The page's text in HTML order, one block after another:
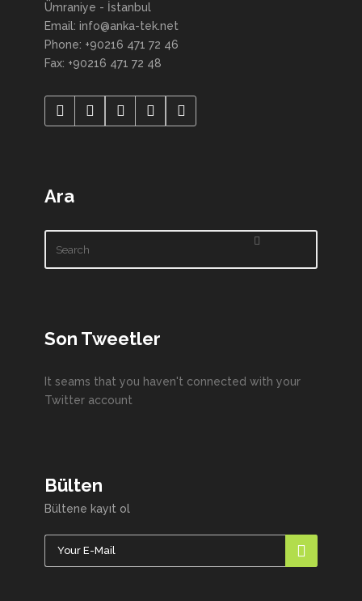
Ümraniye - İstanbul
Email: info@anka-tek.net
Phone: +90216 471 72 46
Fax: +90216 471 72 48
Ara
Son Tweetler
It seams that you haven't connected with your
Twitter account
Bülten
Bültene kayıt ol